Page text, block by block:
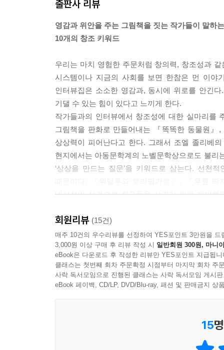
야 한계를 조금씩 깨면서 성장할 수 있어요. 나 자
까?’ 하는 질문을 하도 많이 하니 나중에 ‘리타는
하게 살아 숨 쉬었죠. 공감 능력은 상상에 숨을 불
저는 우리가 쉽게 현실이라고 이름 붙이며 묘사하
이야기 아시죠? 각국에서 탐험대를 파견하는데
우리는 우리가 믿는 것, 아는 것을 봅니다. 저에게
점이 무척 다양할 수 있다는 것, 단 하나의 정답지
--- p.109「‘치유하는 상상’ 클로드 퐁티」중에서
전 창의성이 그저 무언가를 할 용기를 의미한다고
하는 생각, ‘실패해도 괜찮아. 별거 아냐’라고 말
--- p.145「‘작은 용기’ 세르주 블로크」중에서
결점과 함께 창작한다는 건 다시 말해 ‘완벽하게
론 말처럼 쉽지만은 않습니다. 지금도 여전히 좋
게 이해하고 오히려 그 서투름에서 매력을 발견하
작자들 작품에서 감동받는 지점은 기계 같은 완
길에서 배수로를 따라 흘러내려 오는 막대기나
출판사 리뷰
영감과 위안을 주는 그림책을 짓는 작가들이 말하는
10개의 창조 키워드
우리는 마치 영험한 주문처럼 창의력, 창조성과
시스템이나 지금의 사회를 보면 한참은 먼 이야
인터뷰집은 소소한 영감과, 동시에 위로를 안긴
기댈 수 있는 힘이 있다고 느끼게 한다.
작가들과의 인터뷰에서 창조성에 대한 실마리를
그림책을 판화로 만들어내는 『똑똑한 동물원
상상력이 피어난다고 한다. 그래서 조엘 졸리베
현지에서는 아동문학계의 노벨문학상으로도 불
‘상상을 만드는 질문’을 키워드로 삼는다. 선천
내성적인 성격으로 친구들을 사귀기 위해 계발
『어느 날 길에서 작은 선을 주웠어요』, 『나는
해보도록 우선 질러보는 ‘작은 용기’를 꼽았다. ‘
없었던 아이로 유년기를 회상하며 빈틈과 서투름
자기 믿음, 공감, 결점의 인정, 다르게 또 오래 보
작고 평범한 것에서 얻는 상상력의 실마리
상상력과 창의성이 폭발한다며 아무것도 하지
회원리뷰 (15건)
매주 10건의 우수리뷰를 선정하여 YES포인트 3만원을 드
3,000원 이상 구매 후 리뷰 작성 시 일반회원 300원, 마니
eBook은 다운로드 후 작성한 리뷰만 YES포인트 지급됩니
클래스는 첫번째 회차 주문확정 시점부터 마지막 회차 주
사락 독서모임으로 진행된 클래스는 사락 독서모임 게시
eBook 페이백, CD/LP, DVD/Blu-ray, 패션 및 판매금지 상
15